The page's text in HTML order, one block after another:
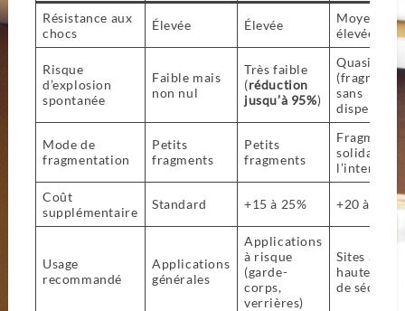
Résistance aux
chocs
Élevée Élevée
Moyenne à
élevée
Risque
d’explosion
spontanée
Faible mais
non nul
Très faible
(réduction
jusqu’à 95%)
Quasi nul
sans
dispersion)
Mode de
fragmentation
Petits
fragments
Petits
fragments
Fragments
solidaires
Coût
supplémentaire
Standard +15 à 25% +20 à 40%
Usage
recommandé
Applications
générales
Applications
à risque
(garde-
corps,
verrières)
Sites à très
haute
de sécurité